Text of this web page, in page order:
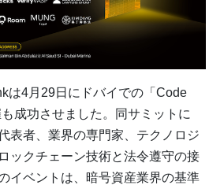
は4月29日にドバイでの「Code
成功させました。同サミットに
表者、業界の専門家、テクノロジ
ックチェーン技術と法令遵守の接
イベントは、暗号資産業界の基準